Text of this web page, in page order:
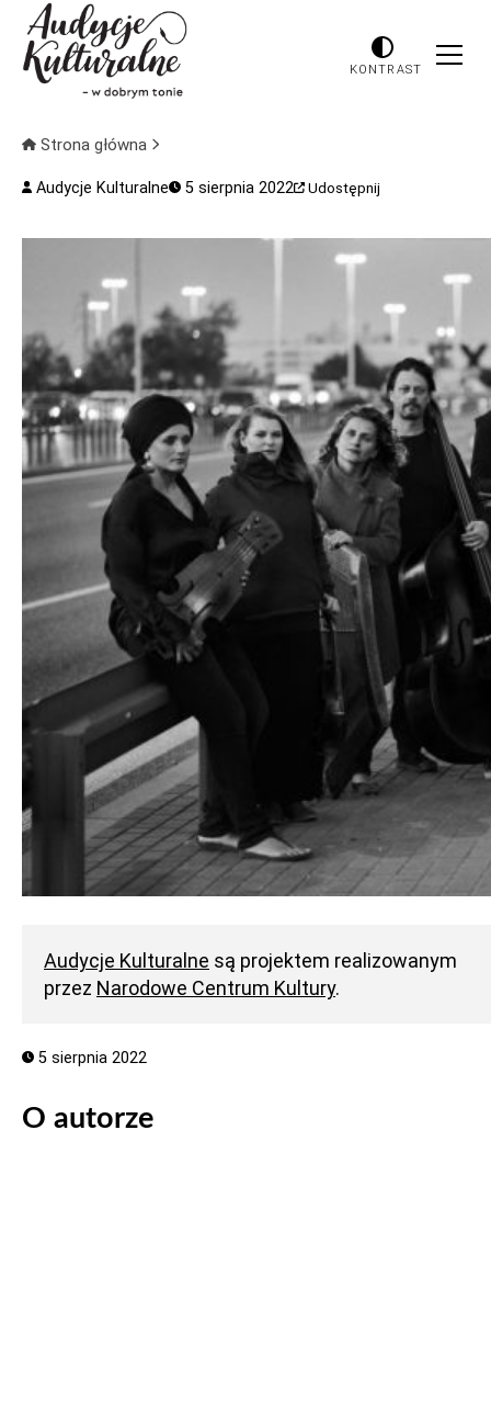
KONTRAST
Strona główna
Audycje Kulturalne 5 sierpnia 2022 Udostępnij
Audycje Kulturalne są projektem realizowanym
przez Narodowe Centrum Kultury.
5 sierpnia 2022
O autorze